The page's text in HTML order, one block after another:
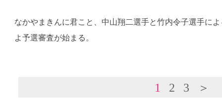
なかやまきんに君こと、中山翔二選手と竹内令子選手に
よ予選審査が始まる。
1 2 3 ＞